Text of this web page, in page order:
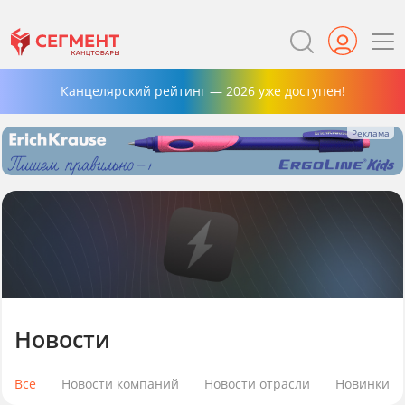
Канцелярский рейтинг — 2026 уже доступен!
Новости
Все Новости компаний Новости отрасли Новинки